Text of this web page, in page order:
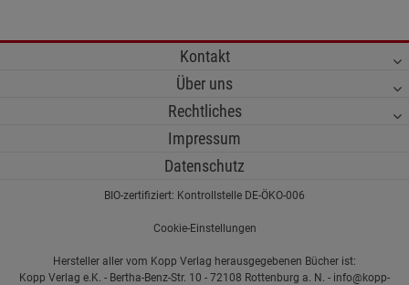
Kontakt
Über uns
Rechtliches
Impressum
Datenschutz
BIO-zertifiziert: Kontrollstelle DE-ÖKO-006
Cookie-Einstellungen
Hersteller aller vom Kopp Verlag herausgegebenen Bücher ist:
Kopp Verlag e.K. - Bertha-Benz-Str. 10 - 72108 Rottenburg a. N. - info@kopp-